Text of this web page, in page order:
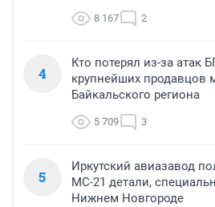
8 167 2
4
Кто потерял из-за атак
крупнейших продавцов
Байкальского региона
5 709 3
5
Иркутский авиазавод
МС-21 детали,
Нижнем Новгороде